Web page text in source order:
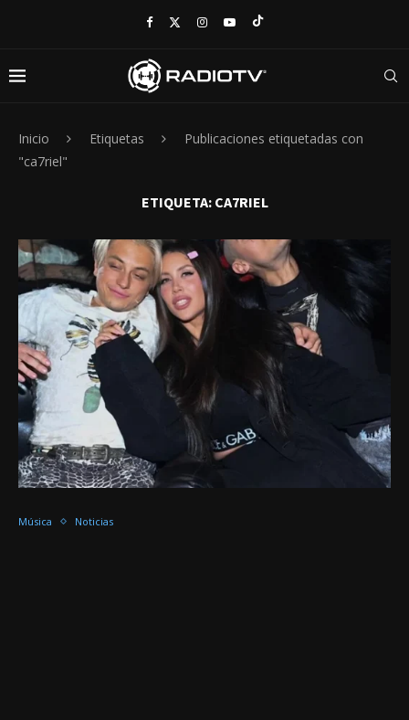
Inicio Etiquetas
Publicaciones etiquetadas con
"ca7riel"
ETIQUETA: CA7RIEL
Música Noticias